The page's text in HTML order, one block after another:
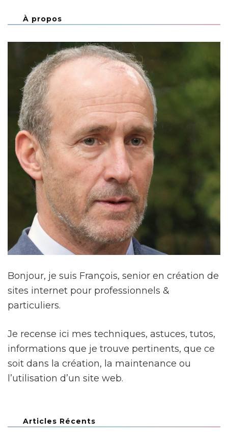
À propos
Bonjour, je suis François, senior en création de
sites internet pour professionnels &
particuliers.
Je recense ici mes techniques, astuces, tutos,
informations que je trouve pertinents, que ce
soit dans la création, la maintenance ou
l’utilisation d’un site web.
Articles Récents